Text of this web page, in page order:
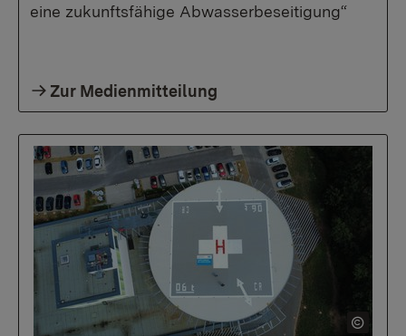
eine zukunftsfähige Abwasserbeseitigung“
Zur Medienmitteilung